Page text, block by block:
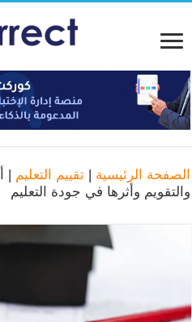
الصفحة الرئيسية |تقييم التعليم |
والتقويم وأثرها في جودة التعليم